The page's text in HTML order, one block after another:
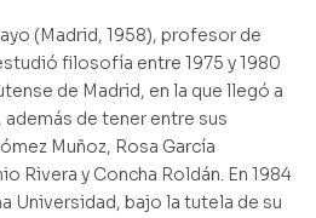
(Madrid, 1958), profesor de
filosofía entre 1975 y 1980
de Madrid, en la que llegó a
además de tener entre sus
Muñoz, Rosa García
Rivera y Concha Roldán. En 1984
Universidad, bajo la tutela de su